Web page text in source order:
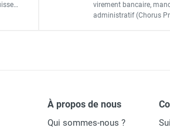
intérieure
virement bancaire,
administratif (Chorus
À propos de nous
Qui sommes-nous ?